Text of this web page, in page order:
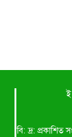
বি: দ্র: